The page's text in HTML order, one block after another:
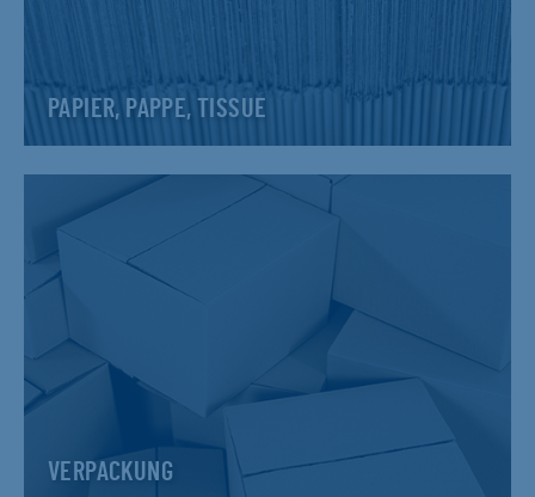
PAPIER, PAPPE, TISSUE
VERPACKUNG